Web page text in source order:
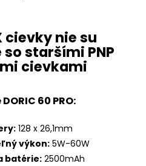
cievky nie su
staršími PNP
cievkami
60 PRO:
128 x 26,1mm
výkon: 5W-60W
batérie:2500mAh